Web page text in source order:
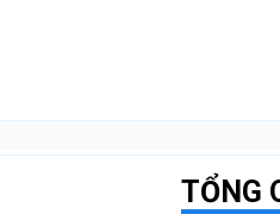
TỔNG